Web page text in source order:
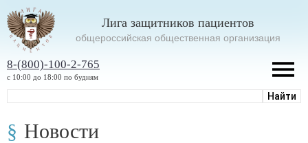
Лига защитников пациентов
oбщероссийская общественная организация
8-(800)-100-2-765
с 10:00 до 18:00 по будням
Новости